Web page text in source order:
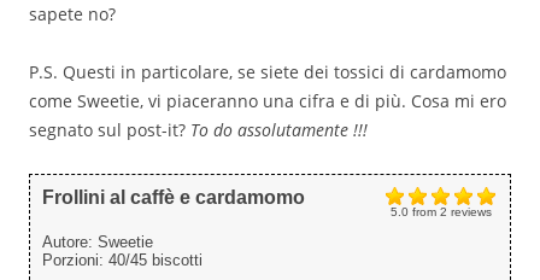
sapete no?
P.S. Questi in particolare, se siete dei tossici di cardamomo
come Sweetie, vi piaceranno una cifra e di più. Cosa mi ero
segnato sul post-it? To do assolutamente !!!
5.0from 2 reviews
Frollini al caffè e cardamomo
Autore: Sweetie
Porzioni: 40/45 biscotti